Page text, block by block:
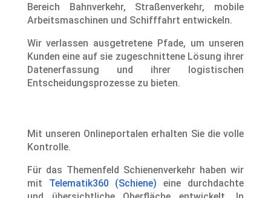
Bereich Bahnverkehr, Straßenverkehr, mobile
Arbeitsmaschinen und Schifffahrt entwickeln.
Wir verlassen ausgetretene Pfade, um unseren
Kunden eine auf sie zugeschnittene Lösung ihrer
Datenerfassung und ihrer logistischen
Entscheidungsprozesse zu bieten.
Mit unseren Onlineportalen erhalten Sie die volle
Kontrolle.
Für das Themenfeld Schienenverkehr haben wir
mit Telematik360 (Schiene) eine durchdachte